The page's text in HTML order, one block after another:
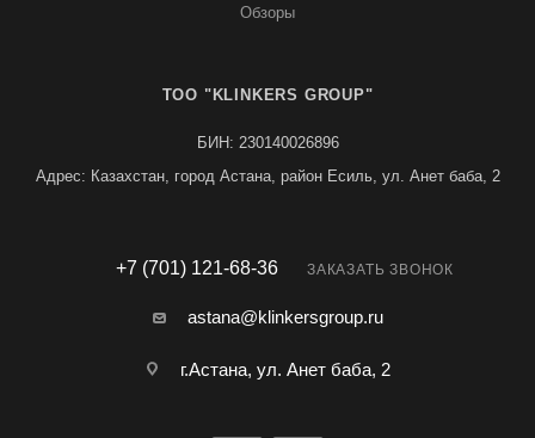
Обзоры
TOO "KLINKERS GROUP"
БИН: 230140026896
Адрес: Казахстан, город Астана, район Есиль, ул. Анет баба, 2
+7 (701) 121-68-36 ЗАКАЗАТЬ ЗВОНОК
astana@klinkersgroup.ru
г.Астана, ул. Анет баба, 2